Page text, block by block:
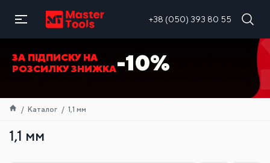
+38 (050) 393 80 55
UA
ЗА ПІДПИСКУ НА
РОЗСИЛКУ ЗНИЖКА-10%
Каталог 1,1 мм
1,1 мм